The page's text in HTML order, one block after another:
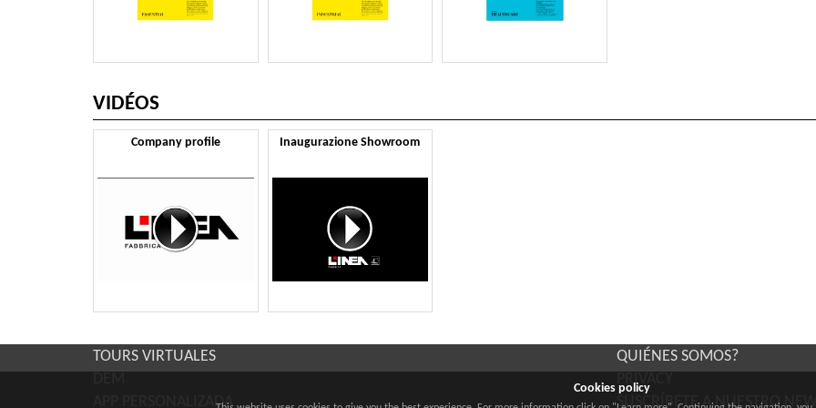
VIDÉOS
Company profile Inaugurazione Showroom
TOURS VIRTUALES
APP PERSONALIZADA
QUIÉNES SOMOS?
PRIVACY
SUSCRÍBETE A NUESTRO
Cookies policy